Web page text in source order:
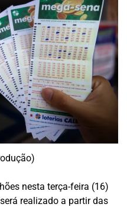
nesta terça-feira (16)
realizado a partir das